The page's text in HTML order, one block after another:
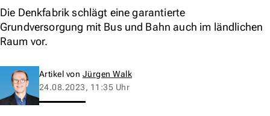
Die Denkfabrik schlägt eine garantierte
Grundversorgung mit Bus und Bahn auch im ländlichen
Raum vor.
Artikel von Jürgen Walk
24.08.2023, 11:35 Uhr